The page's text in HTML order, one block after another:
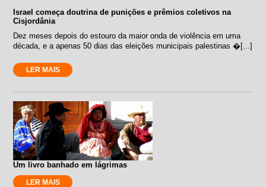
Israel começa doutrina de punições e prêmios coletivos na
Cisjordânia
Dez meses depois do estouro da maior onda de violência em uma
década, e a apenas 50 dias das eleições municipais palestinas �[...]
LER MAIS
Um livro banhado em lágrimas
LER MAIS